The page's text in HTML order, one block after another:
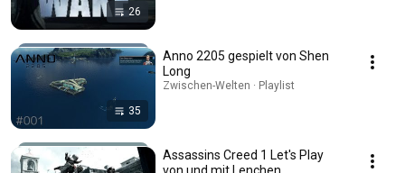
26
35
Anno 2205 gespielt von Shen
Long
Zwischen-Welten · Playlist
Assassins Creed 1 Let's Play